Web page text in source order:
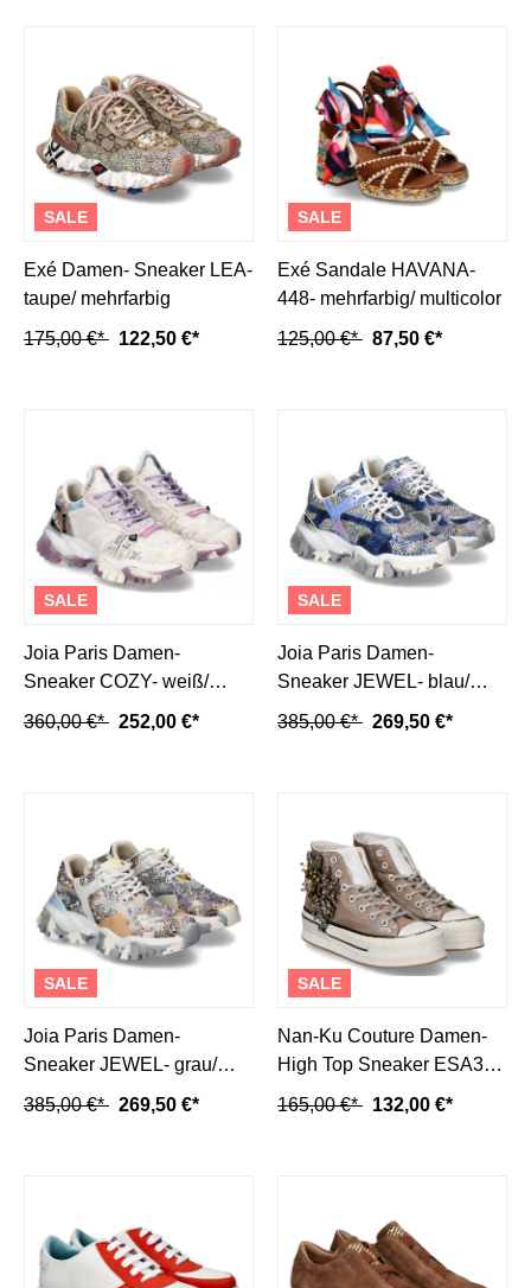
SALE
Exé Damen- Sneaker LEA-
taupe/ mehrfarbig
175,00 €* 122,50 €*
SALE
Exé Sandale HAVANA-
448- mehrfarbig/ multicolor
125,00 €* 87,50 €*
SALE
Joia Paris Damen-
Sneaker COZY- weiß/
violett
360,00 €* 252,00 €*
SALE
Joia Paris Damen-
Sneaker JEWEL- blau/
blue
385,00 €* 269,50 €*
SALE
Joia Paris Damen-
Sneaker JEWEL- grau/
orange
385,00 €* 269,50 €*
SALE
Nan-Ku Couture Damen-
High Top Sneaker ESA31-
taupe/ beige
165,00 €* 132,00 €*